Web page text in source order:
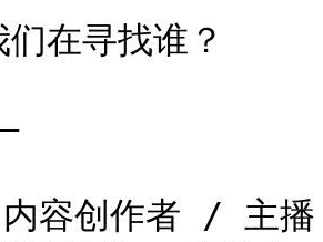
在寻找谁？
容创作者 / 主